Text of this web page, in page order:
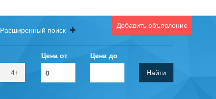
Добавить объявление
Расширенный поиск
4+
Цена от Цена до
Найти